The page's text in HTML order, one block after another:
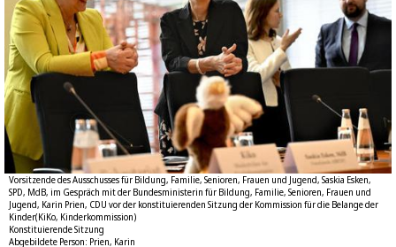
Vorsitzende des Ausschusses für Bildung, Familie, Senioren, Frauen und Jugend, Saskia Esken,
SPD, MdB, im Gespräch mit der Bundesministerin für Bildung, Familie, Senioren, Frauen und
Jugend, Karin Prien, CDU vor der konstituierenden Sitzung der Kommission für die Belange der
Kinder(KiKo, Kinderkommission)
Konstituierende Sitzung
Abgebildete Person: Prien, Karin